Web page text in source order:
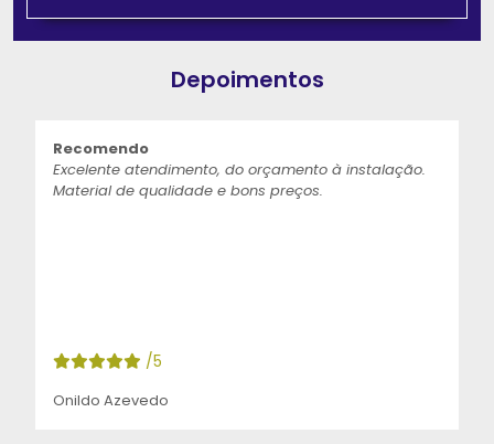
Depoimentos
Recomendo
Excelente atendimento, do orçamento à instalação.
Material de qualidade e bons preços.
/5
Onildo Azevedo